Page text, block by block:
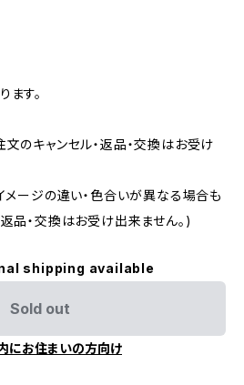
す。
のキャンセル・返品・交換はお受け
メージの違い・色合いが異なる場合も
品・交換はお受け出来ません。)
shipping available
Sold out
にお住まいの方向け